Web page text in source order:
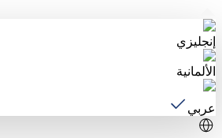
إنجليزي
الألمانية
عربي